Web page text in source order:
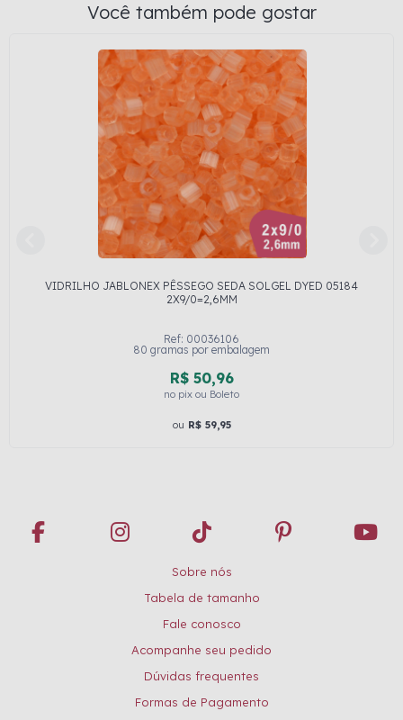
Você também pode gostar
VIDRILHO JABLONEX PÊSSEGO SEDA SOLGEL DYED 05184
2X9/0=2,6MM
Ref: 00036106
80 gramas por embalagem
R$ 50,96
no pix ou Boleto
ou R$ 59,95
Sobre nós
Tabela de tamanho
Fale conosco
Acompanhe seu pedido
Dúvidas frequentes
Formas de Pagamento